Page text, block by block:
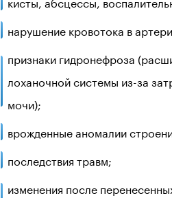
нарушение кровотока в
признаки гидронефроза
лоханочной системы из-за
мочи);
врожденные аномалии
последствия травм;
изменения после